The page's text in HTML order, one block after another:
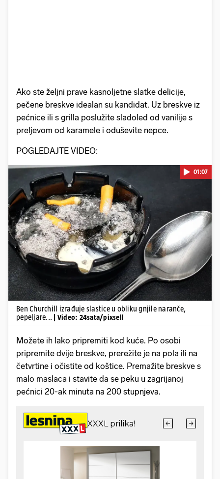
Ako ste željni prave kasnoljetne slatke delicije,
pečene breskve idealan su kandidat. Uz breskve iz
pećnice ili s grilla poslužite sladoled od vanilije s
preljevom od karamele i oduševite nepce.
POGLEDAJTE VIDEO:
Pokretanje videa...
01:07
Ben Churchill izrađuje slastice u obliku gnjile naranče,
pepeljare...
| Video: 24sata/pixsell
Možete ih lako pripremiti kod kuće. Po osobi
pripremite dvije breskve, prerežite je na pola ili na
četvrtine i očistite od koštice. Premažite breskve s
malo maslaca i stavite da se peku u zagrijanoj
pećnici 20-ak minuta na 200 stupnjeva.